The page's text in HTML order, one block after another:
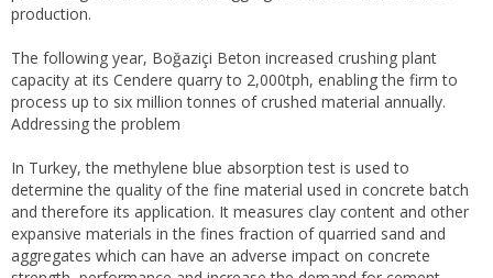
production.
The following year, Boğaziçi Beton increased crushing plant
capacity at its Cendere quarry to 2,000tph, enabling the firm to
process up to six million tonnes of crushed material annually.
Addressing the problem
In Turkey, the methylene blue absorption test is used to
determine the quality of the fine material used in concrete batch
and therefore its application. It measures clay content and other
expansive materials in the fines fraction of quarried sand and
aggregates which can have an adverse impact on concrete